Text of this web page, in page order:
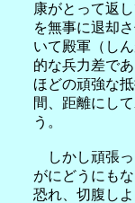
康がとって返
を無事に退却
いて殿軍（し
的な兵力差で
ほどの頑強な
間、距離にし
う。
しかし頑張っ
がにどうにも
恐れ、切腹し